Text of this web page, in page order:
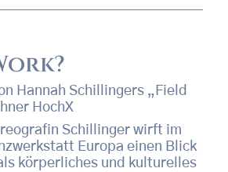
Hannah Schillingers „Field
HochX
Schillinger wirft im
Europa einen Blick
körperliches und kulturelles